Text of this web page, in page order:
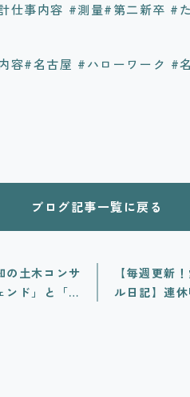
仕事内容 #測量#第二新卒 #
容#名古屋 #ハローワーク #
ブログ記事一覧に戻る
の土木コンサ
ンド」と「ル
【毎週更新
ル日記】連